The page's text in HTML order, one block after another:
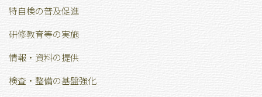
特⾃検の普及促進
研修教育等の実施
情報・資料の提供
検査・整備の基盤強化